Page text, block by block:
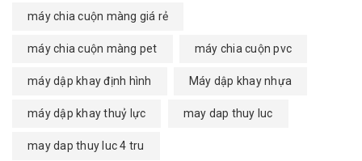
máy chia cuộn màng giá rẻ
máy chia cuộn màng pet máy chia cuộn pvc
máy dập khay định hình Máy dập khay nhựa
máy dập khay thuỷ lực may dap thuy luc
may dap thuy luc 4 tru